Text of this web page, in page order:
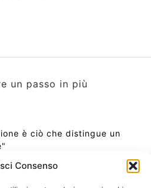
Consenso
un passo in più
è ciò che distingue un